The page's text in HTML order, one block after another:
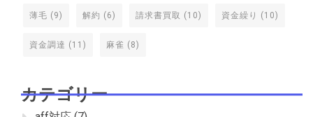
薄毛 (9) 解約 (6) 請求書買取 (10) 資金繰り (10)
資金調達 (11) 麻雀 (8)
カテゴリー